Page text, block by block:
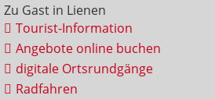
Zu Gast in Lienen
Tourist-Information
Angebote online buchen
digitale Ortsrundgänge
Radfahren